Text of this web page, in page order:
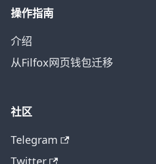
操作指南
介绍
从Filfox网页钱包迁移
社区
Telegram
Twitter